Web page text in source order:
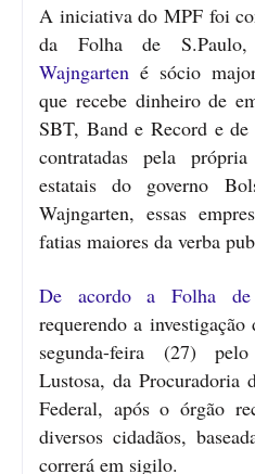
A iniciativa do MPF foi
da Folha de
Wajngarten é sócio
que recebe dinheiro de
SBT, Band e Record e
contratadas pela
estatais do governo
Wajngarten, essas
fatias maiores da verba
De acordo a Folha de
requerendo a
segunda-feira (27)
Lustosa, da Procuradoria
Federal, após o órgão
diversos cidadãos,
correrá em sigilo.